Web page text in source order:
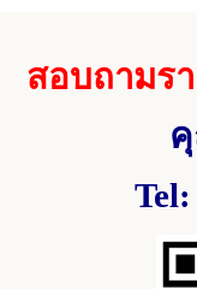
สอบถามร